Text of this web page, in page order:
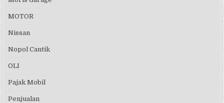
MOTOR
Nissan
Nopol Cantik
OLI
Pajak Mobil
Penjualan